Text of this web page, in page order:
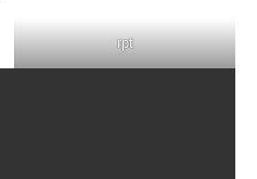
rpt